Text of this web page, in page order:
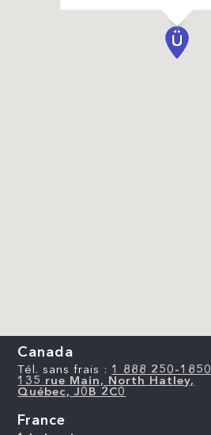
Canada
Tél. sans frais : 1 888 250-1850
135 rue Main, North Hatley,
Québec, J0B 2C0
France